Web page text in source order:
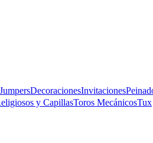
JumpersDecoracionesInvitaciones
y CapillasToros MecánicosTux